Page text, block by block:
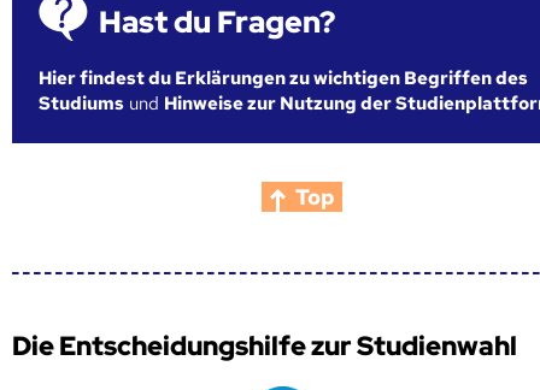
Hast du Fragen?
Hier findest du Erklärungen zu wichtigen Begriffen des
Studiums und Hinweise zur Nutzung der
Top
Die Entscheidungshilfe zur Studienwahl